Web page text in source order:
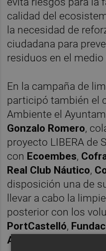
calidad del
la necesidad de
ciudadana para
residuos en el medio
En la campaña de
participó también el
Ambiente el
Gonzalo Romero,
proyecto LIBERA de
con Ecoembes,
Real Club Náutico,
disposición una de
llevar a cabo la
posterior con los
PortCastelló,
Actividades